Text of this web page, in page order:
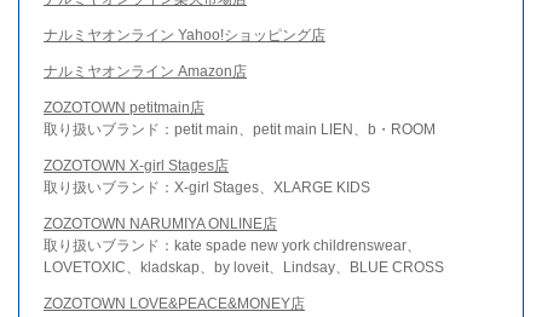
ナルミヤオンライン Yahoo!ショッピング店
ナルミヤオンライン Amazon店
ZOZOTOWN petitmain店
取り扱いブランド：petit main、petit main LIEN、b・ROOM
ZOZOTOWN X-girl Stages店
取り扱いブランド：X-girl Stages、XLARGE KIDS
ZOZOTOWN NARUMIYA ONLINE店
取り扱いブランド：kate spade new york childrenswear、
LOVETOXIC、kladskap、by loveit、Lindsay、BLUE CROSS
ZOZOTOWN LOVE&PEACE&MONEY店